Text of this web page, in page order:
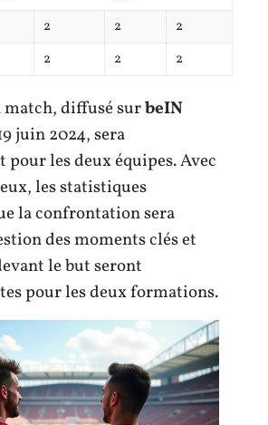
2 2
2
2 2 2
match, diffusé surbeIN
juin 2024, sera
les deux équipes. Avec
les statistiques
la confrontation sera
des moments clés et
le but seront
pour les deux formations.